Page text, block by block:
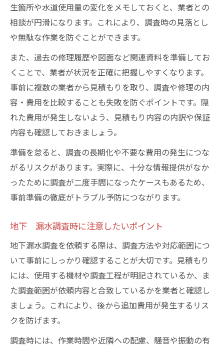
生箇所や水道使用量の変化をメモしておくと、業者との
相談が円滑になります。これにより、調査時の見落とし
や無駄な作業を防ぐことができます。
また、過去の修理履歴や図面など関連資料を準備してお
くことで、業者が状況を正確に把握しやすくなります。
事前に複数の業者から見積もりを取り、調査や修理の内
容・費用を比較することも失敗を防ぐポイントです。隠
れた費用が発生しないよう、見積もり内容の内訳や保証
内容も確認しておきましょう。
準備を怠ると、調査の長期化や不要な費用の発生につな
がるリスクがあります。実際に、十分な情報提供がなか
ったために調査が二度手間になったケースもあるため、
事前準備の徹底がトラブル予防につながります。
地下 漏水調査時に注意したいポイント
地下漏水調査を依頼する際は、調査方法や対応範囲につ
いて事前にしっかり確認することが大切です。見積もり
には、使用する機材や調査工程が明記されているか、ま
た調査範囲が依頼内容と合致しているかを業者と確認し
ましょう。これにより、後から追加費用が発生するリス
クを防げます。
調査時には、作業時間や近隣への配慮、騒音や振動の有